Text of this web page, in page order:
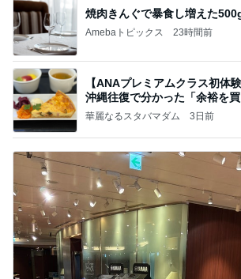
焼肉きんぐで暴食し増えた
Amebaトピックス 23時間前
【ANAプレミアムクラス初体
沖縄往復で分かった「余裕を
華麗なるスタバマダム 3日前